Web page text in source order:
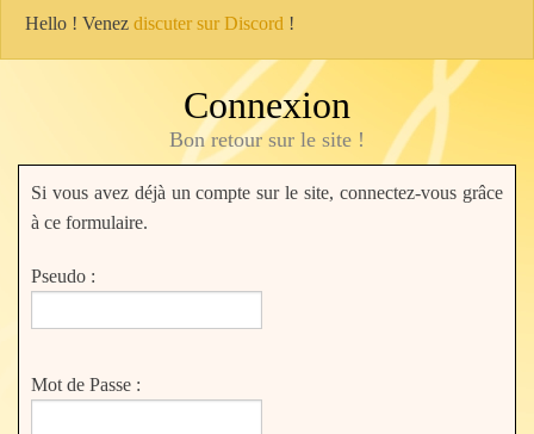
Forum
Se connecter
S'inscrire
Hello ! Venez discuter sur Discord !
Connexion
Bon retour sur le site !
Si vous avez déjà un compte sur le site, connectez-vous grâce
à ce formulaire.
Pseudo :
Mot de Passe :